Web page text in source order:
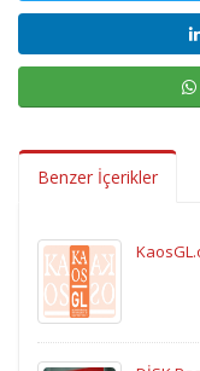
Benzer İçerikler